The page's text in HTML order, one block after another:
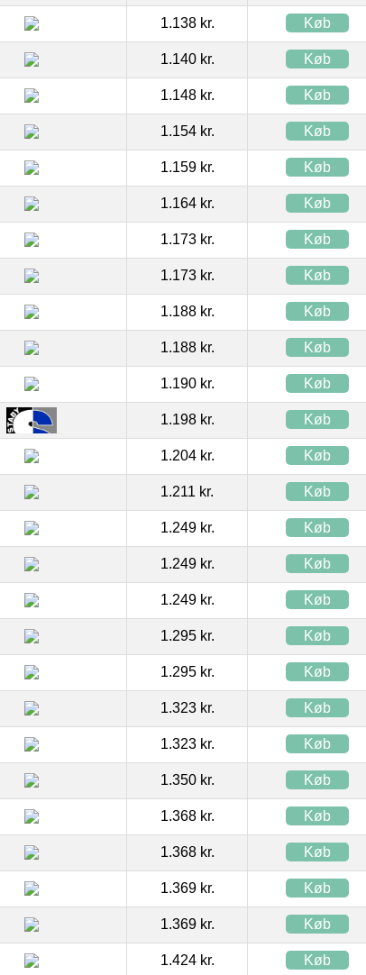
1.138 kr. Køb
1.140 kr. Køb
1.148 kr. Køb
1.154 kr. Køb
1.159 kr. Køb
1.164 kr. Køb
1.173 kr. Køb
1.173 kr. Køb
1.188 kr. Køb
1.188 kr. Køb
1.190 kr. Køb
1.198 kr. Køb
1.204 kr. Køb
1.211 kr. Køb
1.249 kr. Køb
1.249 kr. Køb
1.249 kr. Køb
1.295 kr. Køb
1.295 kr. Køb
1.323 kr. Køb
1.323 kr. Køb
1.350 kr. Køb
1.368 kr. Køb
1.368 kr. Køb
1.369 kr. Køb
1.369 kr. Køb
1.424 kr. Køb